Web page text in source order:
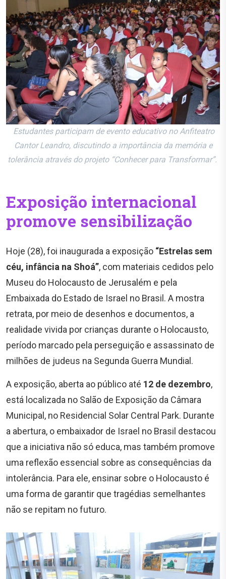
Estudantes participam de evento educativo no Anfiteatro
Cantor Leandro, discutindo a importância da memória e
tolerância através do projeto “Conhecer para Transformar”.
Exposição internacional
promove sensibilização
Hoje (28), foi inaugurada a exposição “Estrelas sem
céu, infância na Shoá”, com materiais cedidos pelo
Museu do Holocausto de Jerusalém e pela
Embaixada do Estado de Israel no Brasil. A mostra
retrata, por meio de desenhos e documentos, a
realidade vivida por crianças durante o Holocausto,
período marcado pela perseguição e assassinato de
milhões de judeus na Segunda Guerra Mundial.
A exposição, aberta ao público até 12 de dezembro,
está localizada no Salão de Exposição da Câmara
Municipal, no Residencial Solar Central Park. Durante
a abertura, o embaixador de Israel no Brasil destacou
que a iniciativa não só educa, mas também promove
uma reflexão essencial sobre as consequências da
intolerância. Para ele, ensinar sobre o Holocausto é
uma forma de garantir que tragédias semelhantes
não se repitam no futuro.